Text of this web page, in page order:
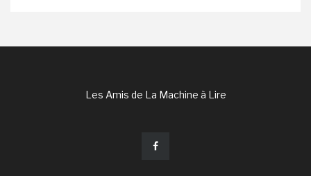
Les Amis de La Machine à Lire